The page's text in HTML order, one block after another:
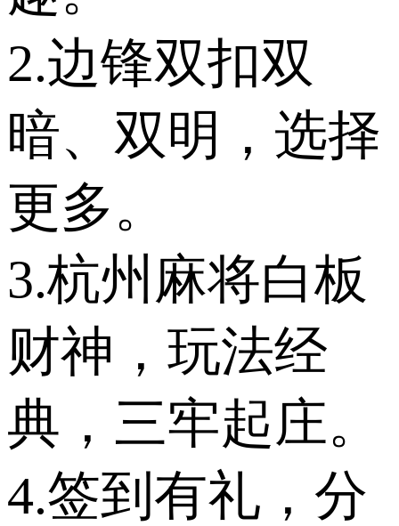
2.边锋双扣双
暗、双明，选择
更多。
3.杭州麻将白板
财神，玩法经
典，三牢起庄。
4.签到有礼，分